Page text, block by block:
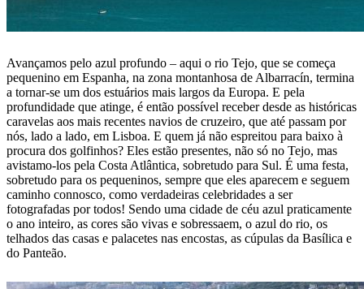
Avançamos pelo azul profundo – aqui o rio Tejo, que se começa
pequenino em Espanha, na zona montanhosa de Albarracín, termina
a tornar-se um dos estuários mais largos da Europa. E pela
profundidade que atinge, é então possível receber desde as históricas
caravelas aos mais recentes navios de cruzeiro, que até passam por
nós, lado a lado, em Lisboa. E quem já não espreitou para baixo à
procura dos golfinhos? Eles estão presentes, não só no Tejo, mas
avistamo-los pela Costa Atlântica, sobretudo para Sul. É uma festa,
sobretudo para os pequeninos, sempre que eles aparecem e seguem
caminho connosco, como verdadeiras celebridades a ser
fotografadas por todos! Sendo uma cidade de céu azul praticamente
o ano inteiro, as cores são vivas e sobressaem, o azul do rio, os
telhados das casas e palacetes nas encostas, as cúpulas da Basílica e
do Panteão.